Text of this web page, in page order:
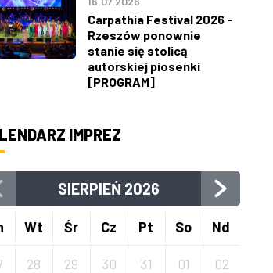
Carpathia Festival 2026 -
Rzeszów ponownie
stanie się stolicą
autorskiej piosenki
[PROGRAM]
IMPREZ
SIERPIEŃ 2026
Wt Śr Cz Pt So Nd
28 29 30 31 01 02